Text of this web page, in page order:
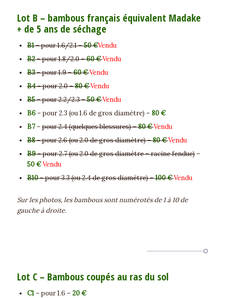
Lot B – bambous français équivalent Madake
+ de 5 ans de séchage
B1– pour 1.6/2.1 –50 €Vendu
B2– pour 1.8/2.0 –60 €Vendu
B3– pour 1.9 –60 €Vendu
B4– pour 2.0 –80 €Vendu
B5– pour 2.2/2.3 –50 €Vendu
B6– pour 2.3 (ou 1.6 de gros diamètre) – 80 €
B7–pour 2.4 (quelques blessures) –80 €Vendu
B8– pour 2.6 (ou 2.0 de gros diamètre) –80 €Vendu
B9– pour 2.7 (ou 2.0 de gros diamètre – racine fendue)–
50 €Vendu
B10– pour 3.3 (ou 2.4 de gros diamètre) –100 €Vendu
Sur les photos, les bambous sont numérotés de 1 à 10 de
gauche à droite.
Lot C – Bambous coupés au ras du sol
C1– pour 1.6 – 20 €